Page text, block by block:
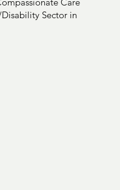
Sector in